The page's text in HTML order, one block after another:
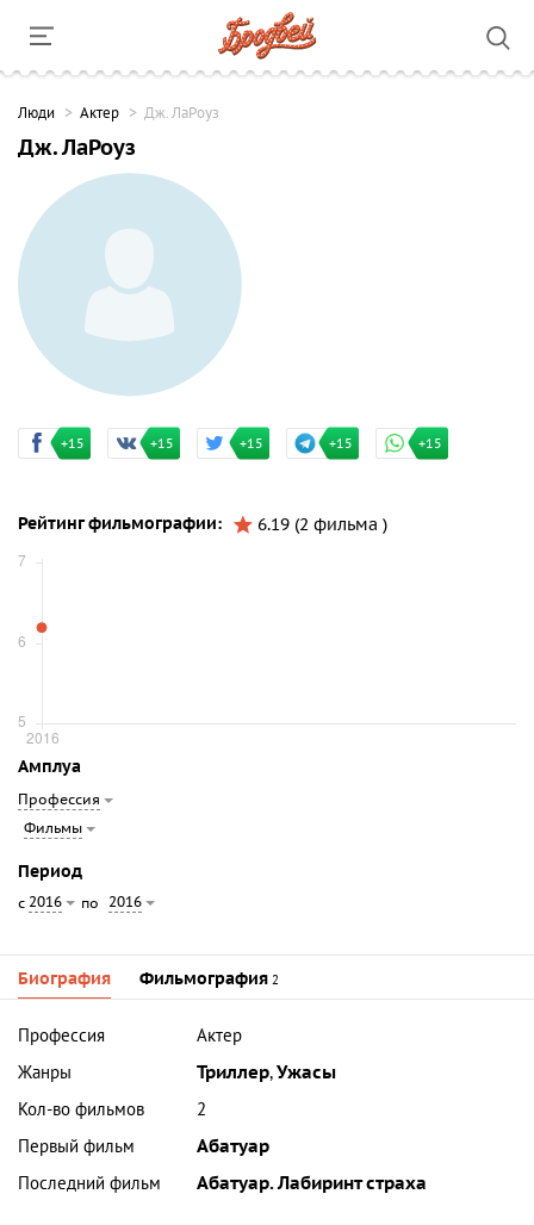
Люди Актер Дж. ЛаРоуз
Дж. ЛаРоуз
+15 +15 +15 +15 +15
Рейтинг фильмографии: 6.19 (2 фильма )
Амплуа
Профессия
Фильмы
Период
с 2016 по 2016
Биография Фильмография 2
Профессия
Актер
Жанры
Триллер,Ужасы
Кол-во фильмов
2
Первый фильм
Абатуар
Последний фильм
Абатуар. Лабиринт страха